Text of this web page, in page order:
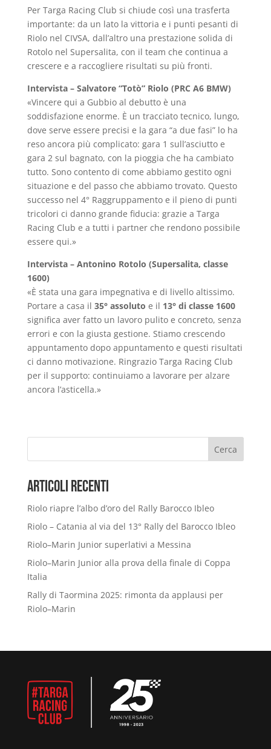
Per Targa Racing Club si chiude così una trasferta
importante: da un lato la vittoria e i punti pesanti di
Riolo nel CIVSA, dall’altro una prestazione solida di
Rotolo nel Supersalita, con il team che continua a
crescere e a raccogliere risultati su più fronti.
Intervista – Salvatore “Totò” Riolo (PRC A6 BMW)
«Vincere qui a Gubbio al debutto è una
soddisfazione enorme. È un tracciato tecnico, lungo,
dove serve essere precisi e la gara “a due fasi” lo ha
reso ancora più complicato: gara 1 sull’asciutto e
gara 2 sul bagnato, con la pioggia che ha cambiato
tutto. Sono contento di come abbiamo gestito ogni
situazione e del passo che abbiamo trovato. Questo
successo nel 4° Raggruppamento e il pieno di punti
tricolori ci danno grande fiducia: grazie a Targa
Racing Club e a tutti i partner che rendono possibile
essere qui.»
Intervista – Antonino Rotolo (Supersalita, classe
1600)
«È stata una gara impegnativa e di livello altissimo.
Portare a casa il 35° assoluto e il 13° di classe 1600
significa aver fatto un lavoro pulito e concreto, senza
errori e con la giusta gestione. Stiamo crescendo
appuntamento dopo appuntamento e questi risultati
ci danno motivazione. Ringrazio Targa Racing Club
per il supporto: continuiamo a lavorare per alzare
ancora l’asticella.»
Cerca
Articoli Recenti
Riolo riapre l’albo d’oro del Rally Barocco Ibleo
Riolo – Catania al via del 13° Rally del Barocco Ibleo
Riolo–Marin Junior superlativi a Messina
Riolo–Marin Junior alla prova della finale di Coppa
Italia
Rally di Taormina 2025: rimonta da applausi per
Riolo–Marin